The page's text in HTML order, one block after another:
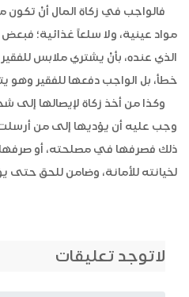
فالواجب في زكاة المال أنْ تكون
مواد عينية، ولا سلعاً غذائية؛
الذي عنده، بأنْ يشتري ملابس للفقير
خطأ، بل الواجب دفعها للفقير وهو
وكذا من أخذ زكاة لإيصالها
وجب عليه أن يؤديها إلى من أرسلت
ذلك فصرفها في مصلحته، أو
لخيانته للأمانة، وضامن للحق حتى
لاتوجد تعليقات